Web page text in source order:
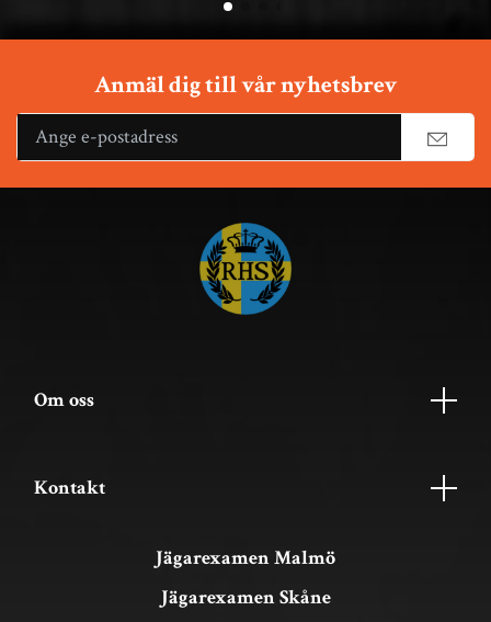
Anmäl dig till vår nyhetsbrev
Om oss
Kontakt
Jägarexamen Malmö
Jägarexamen Skåne